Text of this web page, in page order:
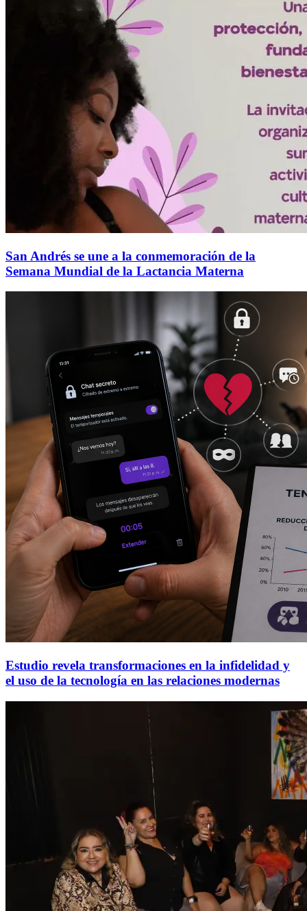
San Andrés se une a la conmemoración de la
Semana Mundial de la Lactancia Materna
Estudio revela transformaciones en la infidelidad y
el uso de la tecnología en las relaciones modernas